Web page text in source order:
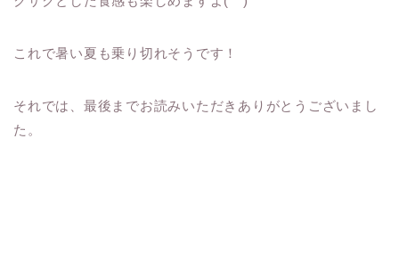
これで暑い夏も乗り切れそうです！
それでは、最後までお読みいただきありがとうございまし
た。